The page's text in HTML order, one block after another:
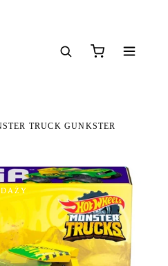
TRUCK GUNKSTER